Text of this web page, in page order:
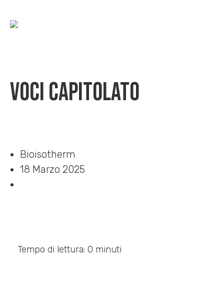
Voci capitolato
Bioisotherm
18 Marzo 2025
Tempo di lettura: 0 minuti